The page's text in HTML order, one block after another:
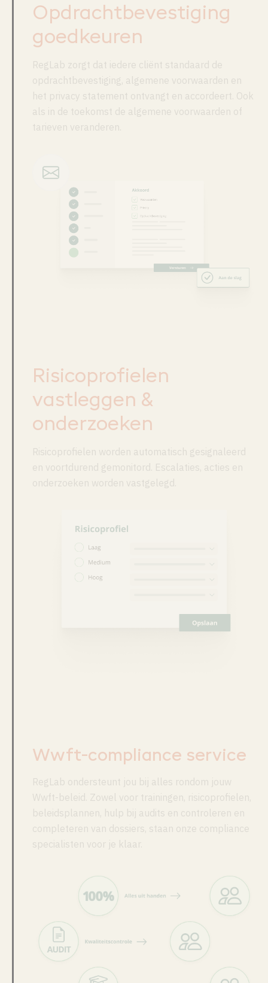
Opdrachtbevestiging
goedkeuren
RegLab zorgt dat iedere cliënt standaard de
opdrachtbevestiging, algemene voorwaarden en
het privacy statement ontvangt en accordeert. Ook
als in de toekomst de algemene voorwaarden of
tarieven veranderen.
Risicoprofielen
vastleggen &
onderzoeken
Risicoprofielen worden automatisch gesignaleerd
en voortdurend gemonitord. Escalaties, acties en
onderzoeken worden vastgelegd.
Wwft-compliance service
RegLab ondersteunt jou bij alles rondom jouw
Wwft-beleid. Zowel voor trainingen, risicoprofielen,
beleidsplannen, hulp bij audits en controleren en
completeren van dossiers, staan onze compliance
specialisten voor je klaar.